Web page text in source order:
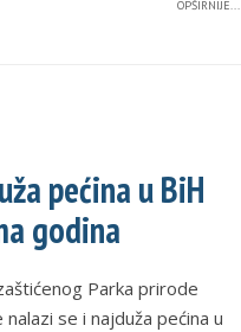
OPŠIRNIJE...
pećina u BiH
godina
Parka prirode
se i najduža pećina u